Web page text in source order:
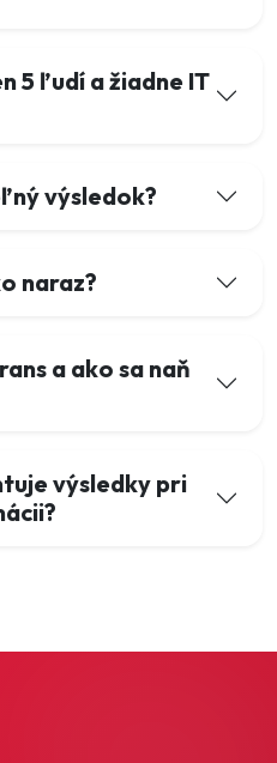
5 ľudí a žiadne IT
výsledok?
naraz?
a ako sa naň
výsledky pri